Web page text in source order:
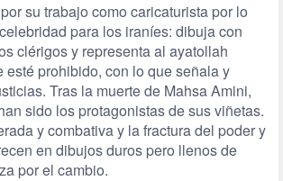
su trabajo como caricaturista por lo
para los iraníes: dibuja con
clérigos y representa al ayatollah
esté prohibido, con lo que señala y
Tras la muerte de Mahsa Amini,
sido los protagonistas de sus viñetas.
y combativa y la fractura del poder y
en dibujos duros pero llenos de
por el cambio.